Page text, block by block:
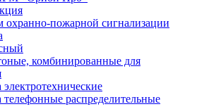
охранно-пожарной сигнализации
комбинированные для
распределительные